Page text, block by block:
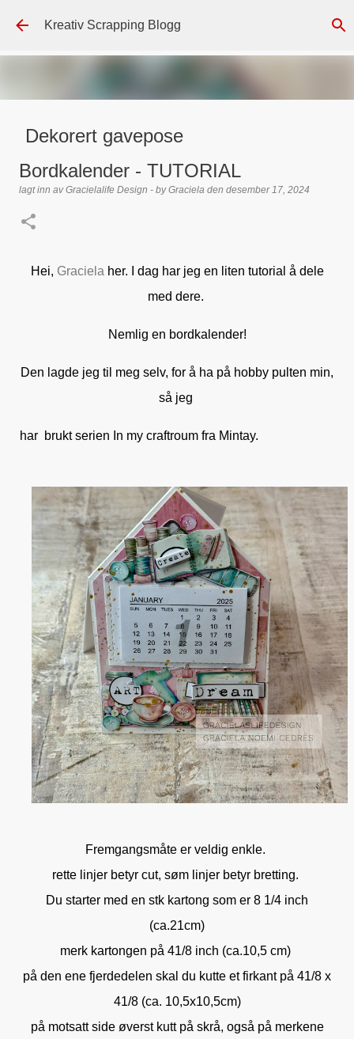
Gå til hovedinnhold
Kreativ Scrapping Blogg
Dekorert gavepose
Bordkalender - TUTORIAL
lagt inn avGracielalife Design - by Graciela den desember 17, 2024
Hei, Graciela her. I dag har jeg en liten tutorial å dele
med dere.
Nemlig en bordkalender!
Den lagde jeg til meg selv, for å ha på hobby pulten min,
så jeg
har brukt serien In my craftroum fra Mintay.
Fremgangsmåte er veldig enkle.
rette linjer betyr cut, søm linjer betyr bretting.
Du starter med en stk kartong som er 8 1/4 inch
(ca.21cm)
merk kartongen på 41/8 inch (ca.10,5 cm)
på den ene fjerdedelen skal du kutte et firkant på 41/8 x
41/8 (ca. 10,5x10,5cm)
på motsatt side øverst kutt på skrå, også på merkene